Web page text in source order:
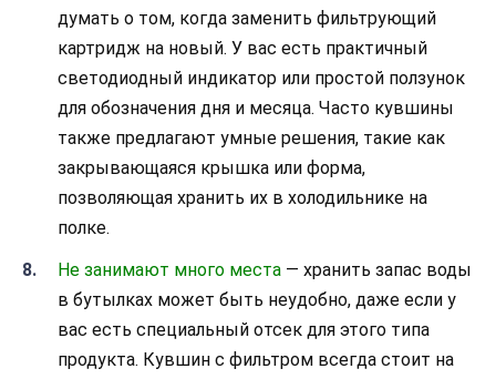
думать о том, когда заменить фильтрующий
картридж на новый. У вас есть практичный
светодиодный индикатор или простой ползунок
для обозначения дня и месяца. Часто кувшины
также предлагают умные решения, такие как
закрывающаяся крышка или форма,
позволяющая хранить их в холодильнике на
полке.
Не занимают много места — хранить запас воды
в бутылках может быть неудобно, даже если у
вас есть специальный отсек для этого типа
продукта. Кувшин с фильтром всегда стоит на